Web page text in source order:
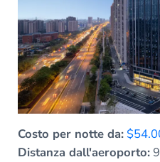
Costo per notte da:
Distanza dall'aeroporto: